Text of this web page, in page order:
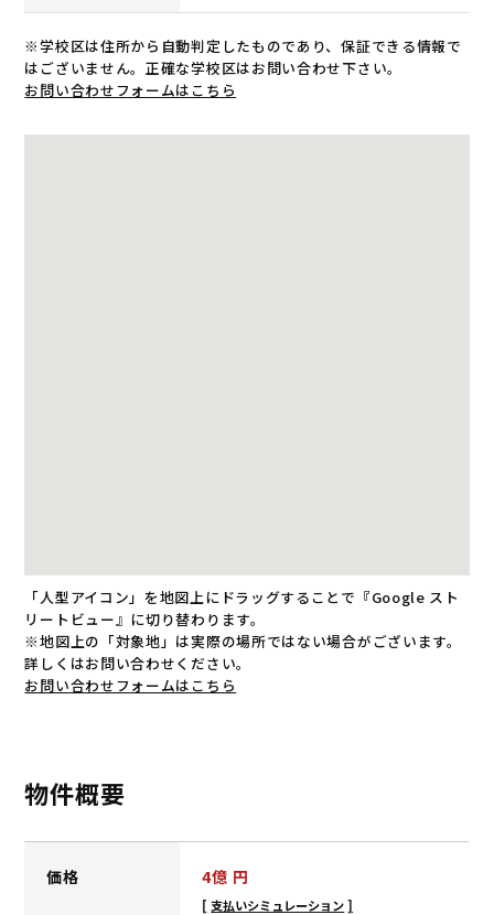
※学校区は住所から自動判定したものであり、保証できる情報で
はございません。正確な学校区はお問い合わせ下さい。
お問い合わせフォームはこちら
「人型アイコン」を地図上にドラッグすることで『Google スト
リートビュー』に切り替わります。
※地図上の「対象地」は実際の場所ではない場合がございます。
詳しくはお問い合わせください。
お問い合わせフォームはこちら
物件概要
価格 4億 円
支払いシミュレーション